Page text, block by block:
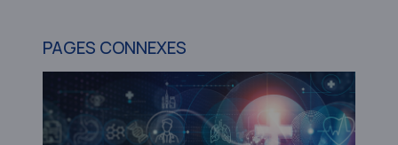
PAGES CONNEXES